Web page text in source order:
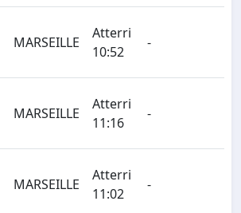
MARSEILLE
Atterri
10:52
-
MARSEILLE
Atterri
11:16
-
MARSEILLE
Atterri
11:02
-